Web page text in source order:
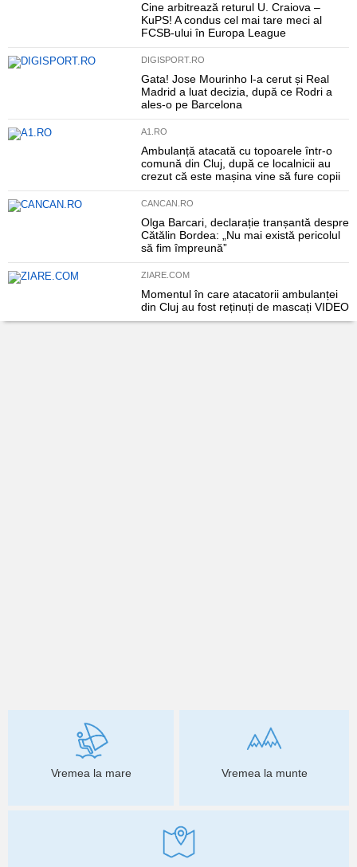
Cine arbitrează returul U. Craiova –
KuPS! A condus cel mai tare meci al
FCSB-ului în Europa League
DIGISPORT.RO
Gata! Jose Mourinho l-a cerut și Real
Madrid a luat decizia, după ce Rodri a
ales-o pe Barcelona
A1.RO
Ambulanță atacată cu topoarele într-o
comună din Cluj, după ce localnicii au
crezut că este mașina vine să fure copii
CANCAN.RO
Olga Barcari, declarație tranșantă despre
Cătălin Bordea: „Nu mai există pericolul
să fim împreună”
ZIARE.COM
Momentul în care atacatorii ambulanței
din Cluj au fost reținuți de mascați VIDEO
Vremea la mare Vremea la munte